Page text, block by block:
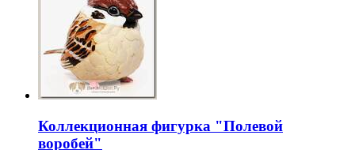
Коллекционная фигурка "Полевой
воробей"